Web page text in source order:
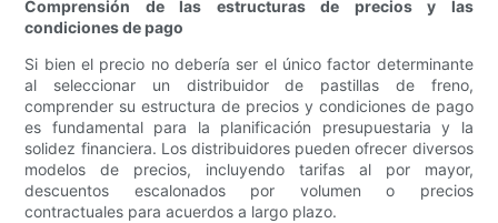
Comprensión de las estructuras de precios y las
condiciones de pago
Si bien el precio no debería ser el único factor determinante
al seleccionar un distribuidor de pastillas de freno,
comprender su estructura de precios y condiciones de pago
es fundamental para la planificación presupuestaria y la
solidez financiera. Los distribuidores pueden ofrecer diversos
modelos de precios, incluyendo tarifas al por mayor,
descuentos escalonados por volumen o precios
contractuales para acuerdos a largo plazo.